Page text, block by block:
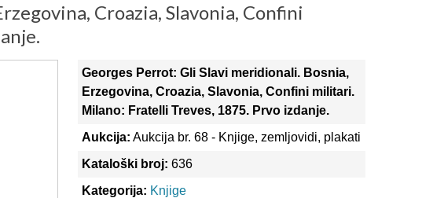
Croazia, Slavonia, Confini
Georges Perrot: Gli Slavi meridionali. Bosnia,
Erzegovina, Croazia, Slavonia, Confini militari.
Milano: Fratelli Treves, 1875. Prvo izdanje.
Aukcija: Aukcija br. 68 - Knjige, zemljovidi, plakati
Kataloški broj: 636
Kategorija: Knjige